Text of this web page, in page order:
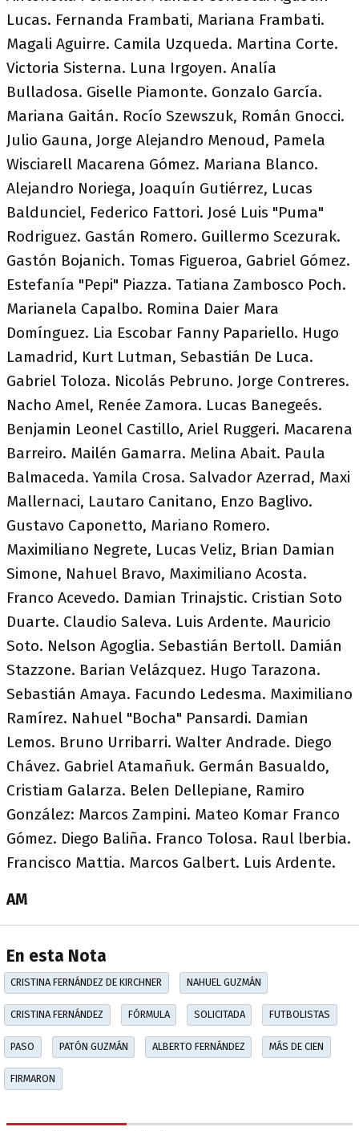
Lucas. Fernanda Frambati, Mariana Frambati.
Magali Aguirre. Camila Uzqueda. Martina Corte.
Victoria Sisterna. Luna Irgoyen. Analía
Bulladosa. Giselle Piamonte. Gonzalo García.
Mariana Gaitán. Rocío Szewszuk, Román Gnocci.
Julio Gauna, Jorge Alejandro Menoud, Pamela
Wisciarell Macarena Gómez. Mariana Blanco.
Alejandro Noriega, Joaquín Gutiérrez, Lucas
Baldunciel, Federico Fattori. José Luis "Puma"
Rodriguez. Gastán Romero. Guillermo Scezurak.
Gastón Bojanich. Tomas Figueroa, Gabriel Gómez.
Estefanía "Pepi" Piazza. Tatiana Zambosco Poch.
Marianela Capalbo. Romina Daier Mara
Domínguez. Lia Escobar Fanny Papariello. Hugo
Lamadrid, Kurt Lutman, Sebastián De Luca.
Gabriel Toloza. Nicolás Pebruno. Jorge Contreres.
Nacho Amel, Renée Zamora. Lucas Banegeés.
Benjamin Leonel Castillo, Ariel Ruggeri. Macarena
Barreiro. Mailén Gamarra. Melina Abait. Paula
Balmaceda. Yamila Crosa. Salvador Azerrad, Maxi
Mallernaci, Lautaro Canitano, Enzo Baglivo.
Gustavo Caponetto, Mariano Romero.
Maximiliano Negrete, Lucas Veliz, Brian Damian
Simone, Nahuel Bravo, Maximiliano Acosta.
Franco Acevedo. Damian Trinajstic. Cristian Soto
Duarte. Claudio Saleva. Luis Ardente. Mauricio
Soto. Nelson Agoglia. Sebastián Bertoll. Damián
Stazzone. Barian Velázquez. Hugo Tarazona.
Sebastián Amaya. Facundo Ledesma. Maximiliano
Ramírez. Nahuel "Bocha" Pansardi. Damian
Lemos. Bruno Urribarri. Walter Andrade. Diego
Chávez. Gabriel Atamañuk. Germán Basualdo,
Cristiam Galarza. Belen Dellepiane, Ramiro
González: Marcos Zampini. Mateo Komar Franco
Gómez. Diego Baliña. Franco Tolosa. Raul lberbia.
Francisco Mattia. Marcos Galbert. Luis Ardente.
AM
En esta Nota
CRISTINA FERNÁNDEZ DE KIRCHNER NAHUEL GUZMÁN
CRISTINA FERNÁNDEZ FÓRMULA SOLICITADA FUTBOLISTAS
PASO PATÓN GUZMÁN ALBERTO FERNÁNDEZ MÁS DE CIEN
FIRMARON